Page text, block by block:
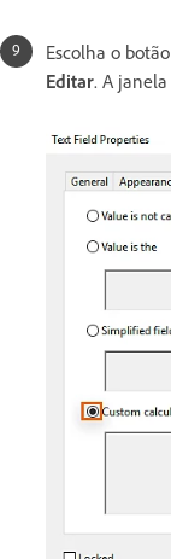
Escolha o botão
Editar. A janela